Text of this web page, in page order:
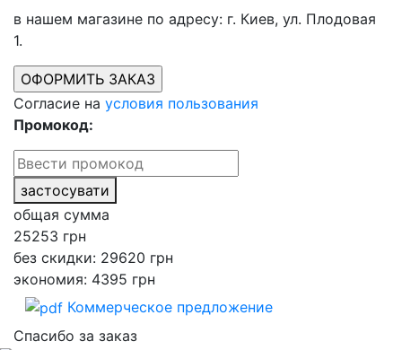
в нашем магазине по адресу: г. Киев, ул. Плодовая
1.
Согласие на условия пользования
Промокод:
застосувати
общая сумма
25253 грн
без скидки: 29620 грн
экономия: 4395 грн
Коммерческое предложение
Спасибо за заказ